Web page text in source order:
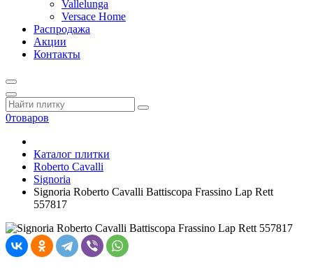
Vallelunga
Versace Home
Распродажа
Акции
Контакты
0товаров
Каталог плитки
Roberto Cavalli
Signoria
Signoria Roberto Cavalli Battiscopa Frassino Lap Rett
557817